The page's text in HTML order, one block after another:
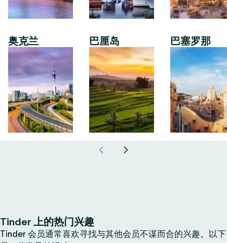
奥克兰 巴厘岛 巴塞罗那
Tinder 上的热门兴趣
Tinder 会员通常喜欢寻找与其他会员不谋而合的兴趣。以下